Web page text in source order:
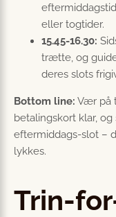
eller togtider.
15.45-16.30:
trætte, og
deres slots
Bottom line: Vær på
betalingskort klar,
eftermiddags-slot –
lykkes.
Trin-